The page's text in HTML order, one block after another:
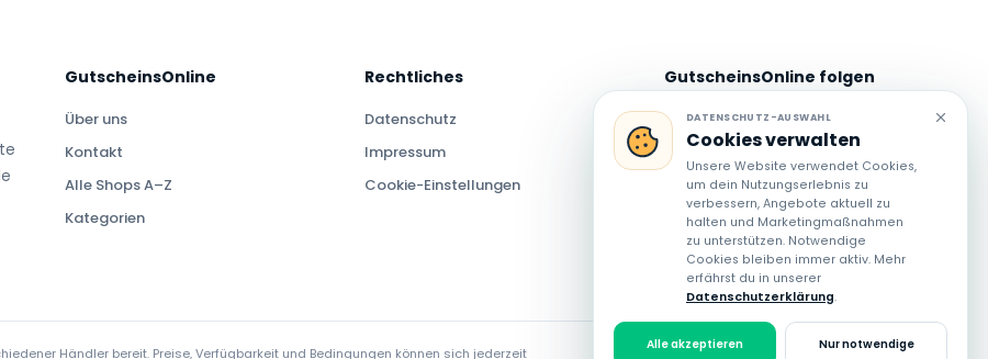
GutscheinsOnline
Über uns
Kontakt
Alle Shops A–Z
Kategorien
Rechtliches
Datenschutz
Impressum
Cookie-Einstellungen
GutscheinsOnline folgen
Neue Angebote und Spartipps auch
über unsere Social-Media-Kanäle
entdecken.
Händler bereit. Preise, Verfügbarkeit und Bedingungen können sich jederzeit
DATENSCHUTZ-AUSWAHL
Cookies verwalten
Unsere Website verwendet Cookies,
um dein Nutzungserlebnis zu
verbessern, Angebote aktuell zu
halten und Marketingmaßnahmen
zu unterstützen. Notwendige
Cookies bleiben immer aktiv. Mehr
erfährst du in unserer
Datenschutzerklärung.
Alle akzeptieren Nur notwendige